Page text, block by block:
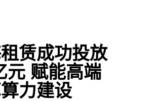
赁成功投放
元 赋能高端
力建设